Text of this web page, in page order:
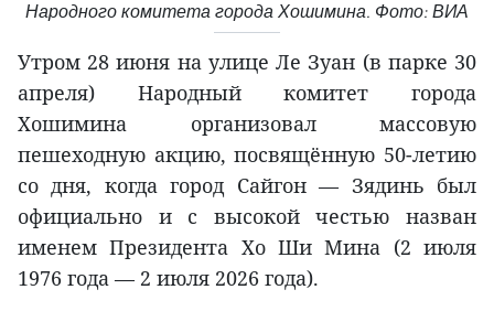
Народного комитета города Хошимина. Фото: ВИА
Утром 28 июня на улице Ле Зуан (в парке 30
апреля) Народный комитет города
Хошимина организовал массовую
пешеходную акцию, посвящённую 50-летию
со дня, когда город Сайгон — Зядинь был
официально и с высокой честью назван
именем Президента Хо Ши Мина (2 июля
1976 года — 2 июля 2026 года).